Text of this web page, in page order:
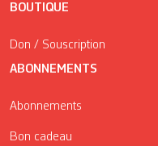
BOUTIQUE
Don / Souscription
ABONNEMENTS
Abonnements
Bon cadeau